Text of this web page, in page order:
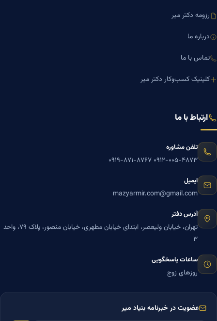
رزومه دکتر میر
درباره ما
تماس با ما
کلینیک کسب‌وکار دکتر میر
ارتباط با ما
تلفن مشاوره
۰۹۱۲-۰۰۵-۴۸۷۳ ۰۹۱۹-۸۷۱-۸۷۶۷
ایمیل
mazyarmir.com@gmail.com
آدرس دفتر
تهران، خیابان ولیعصر، ابتدای خیابان مطهری، خیابان منصور، پلاک ۷۹، واحد
۳
ساعات پاسخگویی
روزهای زوج
عضویت در خبرنامه بنیاد میر